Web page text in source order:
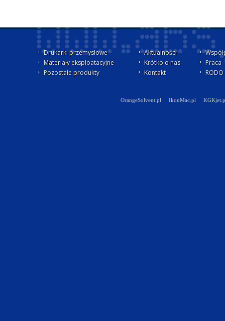
Drukarki przemysłowe
Materiały eksploatacyjne
Pozostałe produkty
Aktualności
Krótko o nas
Kontakt
Praca
OrangeSolvent.pl IkonMac.pl